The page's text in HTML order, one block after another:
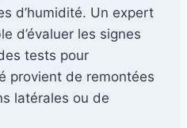
d’humidité. Un expert
d’évaluer les signes
tests pour
provient de remontées
latérales ou de